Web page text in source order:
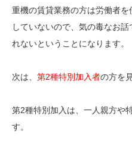
重機の賃貸業務の方は労働者
していないので、気の毒なお
れないということになります。
次は、 第2種特別加入者の方を
第2種特別加入は、一人親方や
す。